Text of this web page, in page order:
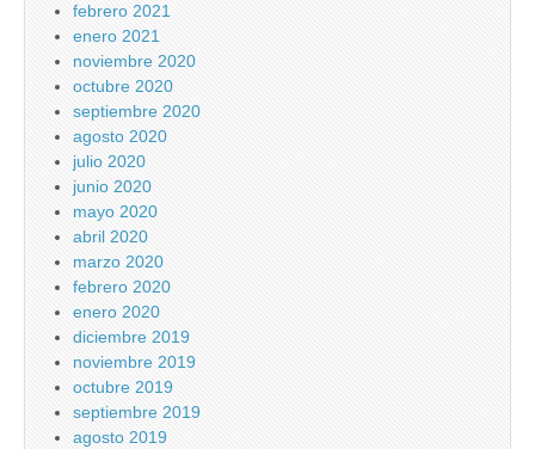
febrero 2021
enero 2021
noviembre 2020
octubre 2020
septiembre 2020
agosto 2020
julio 2020
junio 2020
mayo 2020
abril 2020
marzo 2020
febrero 2020
enero 2020
diciembre 2019
noviembre 2019
octubre 2019
septiembre 2019
agosto 2019